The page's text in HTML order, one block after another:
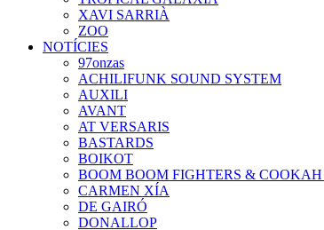
XAVI SARRIÀ
ZOO
NOTÍCIES
97onzas
ACHILIFUNK SOUND SYSTEM
AUXILI
AVANT
AT VERSARIS
BASTARDS
BOIKOT
BOOM BOOM FIGHTERS & COOKAH
CARMEN XÍA
DE GAIRÓ
DONALLOP